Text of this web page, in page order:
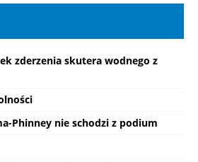
zderzenia skutera wodnego z
Phinney nie schodzi z podium